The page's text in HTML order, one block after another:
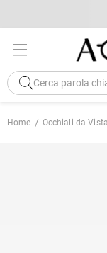
Home Occhiali da